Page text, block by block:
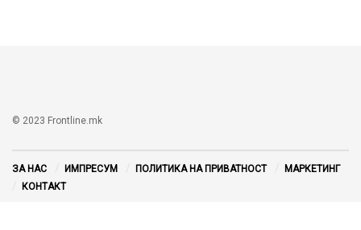
© 2023 Frontline.mk
ЗА НАС ИМПРЕСУМ ПОЛИТИКА НА ПРИВАТНОСТ
МАРКЕТИНГ
КОНТАКТ